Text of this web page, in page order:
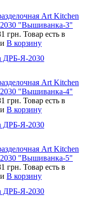
Art Kitchen
"Вышиванка-3"
грн. Товар есть в
В корзину
ДРБ-Я-2030
Art Kitchen
"Вышиванка-4"
грн. Товар есть в
В корзину
ДРБ-Я-2030
Art Kitchen
"Вышиванка-5"
грн. Товар есть в
В корзину
ДРБ-Я-2030